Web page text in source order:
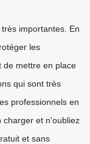
importantes. En
les
de mettre en place
qui sont très
professionnels en
charger et n'oubliez
et sans